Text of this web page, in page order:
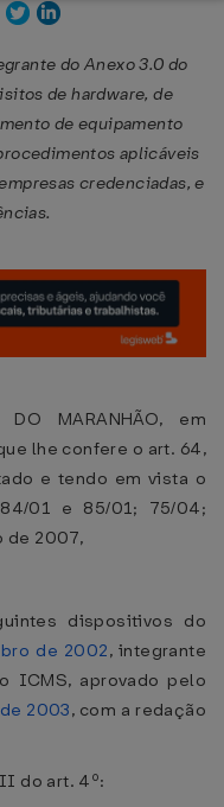
do Anexo 3.0 do
de hardware, de
de equipamento
aplicáveis
credenciadas, e
DO MARANHÃO, em
lhe confere o art. 64,
e tendo em vista o
01 e 85/01; 75/04;
de 2007,
dispositivos do
de 2002, integrante
ICMS, aprovado pelo
2003, com a redação
do art. 4º: